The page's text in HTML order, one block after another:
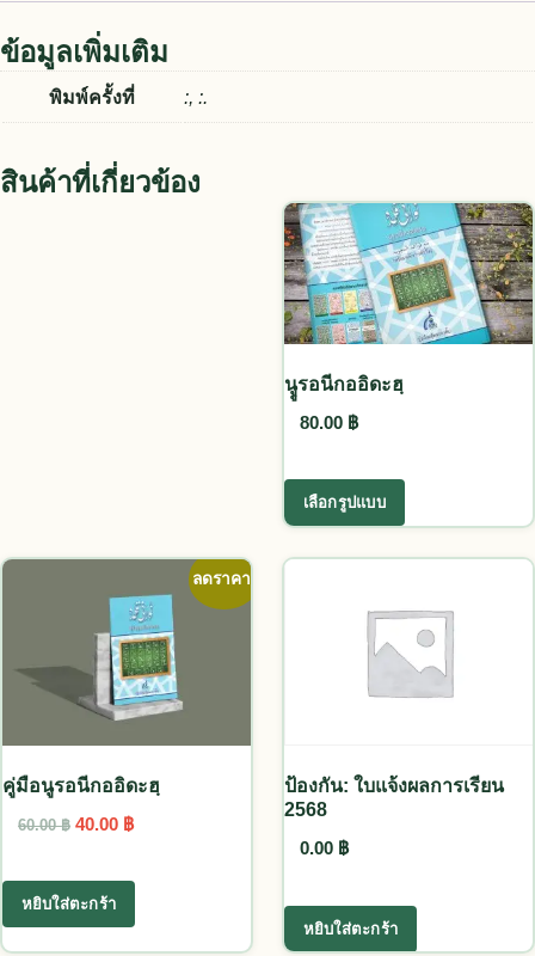
ข้อมูลเพิ่มเติม
พิมพ์ครั้งที่ :, :.
สินค้าที่เกี่ยวข้อง
นููรอนีกออิดะฮฺ
80.00 ฿
เลือกรูปแบบ
This product
ลดราคา!
คู่มือนูรอนีกออิดะฮฺ
60.00฿ Original price was: 60.00 ฿.
40.00 ฿Current price is: 40.00 ฿.
หยิบใส่ตะกร้า
ป้องกัน: ใบแจ้งผลการเรียน
2568
0.00 ฿
หยิบใส่ตะกร้า